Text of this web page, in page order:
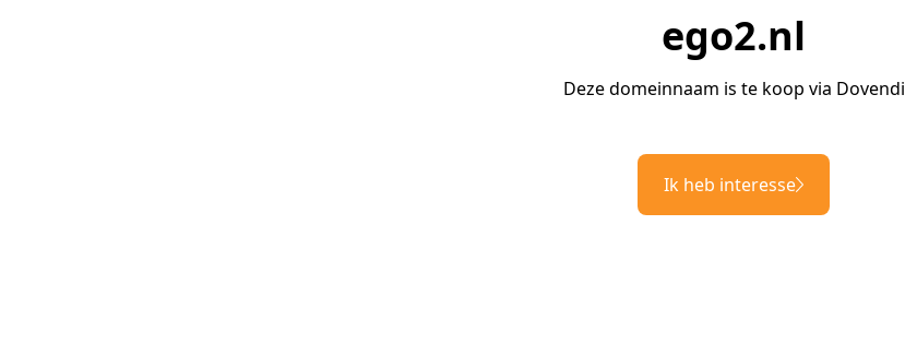
ego2.nl
Deze domeinnaam is te koop via Dovendi
Ik heb interesse